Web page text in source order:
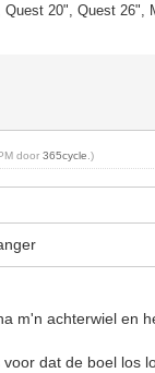
20", Quest 26",
door365cycle .)
m'n achterwiel en
dat de boel los